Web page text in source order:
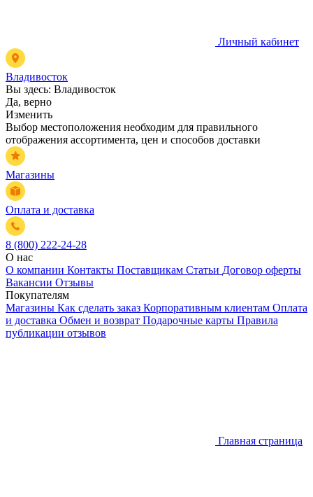
Личный кабинет
Владивосток
Вы здесь: Владивосток
Да, верно
Изменить
Выбор местоположения необходим для правильного
отображения ассортимента, цен и способов доставки
Магазины
Оплата и доставка
8 (800) 222-24-28
О нас
О компании Контакты Поставщикам Статьи Договор оферты
Вакансии Отзывы
Покупателям
Магазины Как сделать заказ Корпоративным клиентам Оплата
и доставка Обмен и возврат Подарочные карты Правила
публикации отзывов
Главная страница